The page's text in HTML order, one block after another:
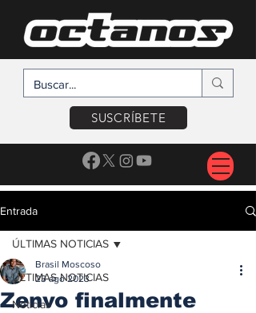
SUSCRÍBETE
Entrada
ÚLTIMAS NOTICIAS
Noticias
ÚLTIMAS NOTICIAS
Zenvo finalmente
Brasil Moscoso
23 ago 2023